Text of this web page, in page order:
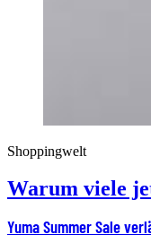
Shoppingwelt
Warum viele
Yuma Summer Sale